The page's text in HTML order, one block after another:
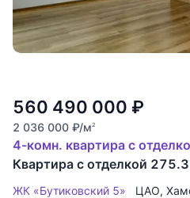
560 490 000 ₽
2 036 000 ₽/м2
4-комн. квартира с
Квартира с отделкой
ЖК «Бутиковский 5» ЦАО,